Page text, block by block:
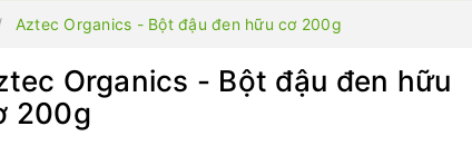
Aztec Organics - Bột đậu đen hữu cơ 200g
Organics - Bột đậu đen hữu
200g